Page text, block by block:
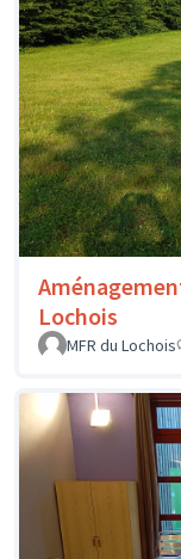
Lochois
MFR du Lochois